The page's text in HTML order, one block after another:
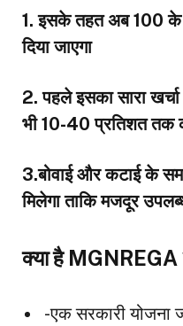
1. इसके तहत अब 100 के
दिया जाएगा
2. पहले इसका सारा
भी 10-40 प्रतिशत तक
3.बोवाई और कटाई के
मिलेगा ताकि मजदूर
क्या है MGNREGA
-एक सरकारी योजना